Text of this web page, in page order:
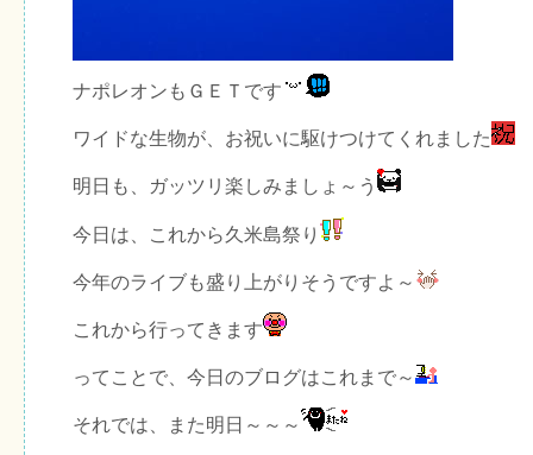
ナポレオンもＧＥＴです
ワイドな生物が、お祝いに駆けつけてくれました
明日も、ガッツリ楽しみましょ～う
今日は、これから久米島祭り
今年のライブも盛り上がりそうですよ～
これから行ってきます
ってことで、今日のブログはこれまで～
それでは、また明日～～～